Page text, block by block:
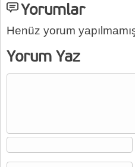
Yorumlar
Henüz yorum
Yorum Yaz